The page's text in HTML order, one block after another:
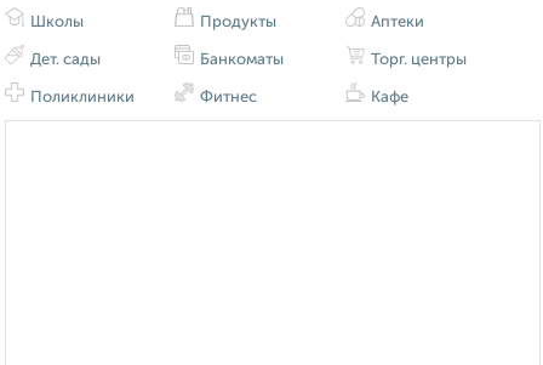
Школы
Дет. сады
Поликлиники
Продукты
Банкоматы
Фитнес
Аптеки
Торг. центры
Кафе